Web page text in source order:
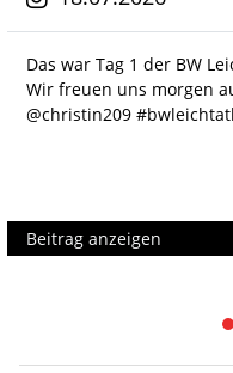
Das war Tag 1 der BW
Wir freuen uns morgen
@christin209
Beitrag anzeigen
1